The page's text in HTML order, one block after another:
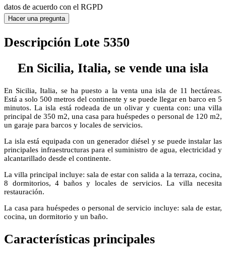
datos de acuerdo con el RGPD
Hacer una pregunta
Descripción Lote 5350
En Sicilia, Italia, se vende una isla
En Sicilia, Italia, se ha puesto a la venta una isla de 11 hectáreas.
Está a solo 500 metros del continente y se puede llegar en barco en 5
minutos. La isla está rodeada de un olivar y cuenta con: una villa
principal de 350 m2, una casa para huéspedes o personal de 120 m2,
un garaje para barcos y locales de servicios.
La isla está equipada con un generador diésel y se puede instalar las
principales infraestructuras para el suministro de agua, electricidad y
alcantarillado desde el continente.
La villa principal incluye: sala de estar con salida a la terraza, cocina,
8 dormitorios, 4 baños y locales de servicios. La villa necesita
restauración.
La casa para huéspedes o personal de servicio incluye: sala de estar,
cocina, un dormitorio y un baño.
Características principales